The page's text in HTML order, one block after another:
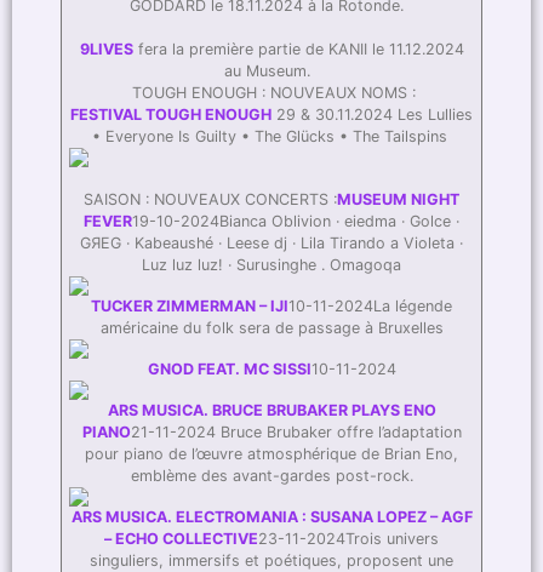
GODDARD le 18.11.2024 à la Rotonde.
9LIVESfera la première partie de KANII le 11.12.2024
au Museum.
TOUGH ENOUGH : NOUVEAUX NOMS :
FESTIVAL TOUGH ENOUGH 29 & 30.11.2024 Les Lullies
• Everyone Is Guilty • The Glücks • The Tailspins
SAISON : NOUVEAUX CONCERTS :MUSEUM NIGHT
FEVER19-10-2024Bianca Oblivion · eiedma · Golce ·
GЯEG · Kabeaushé · Leese dj · Lila Tirando a Violeta ·
Luz luz luz! · Surusinghe . Omagoqa
TUCKER ZIMMERMAN – IJI10-11-2024La légende
américaine du folk sera de passage à Bruxelles
GNOD FEAT. MC SISSI10-11-2024
ARS MUSICA. BRUCE BRUBAKER PLAYS ENO
PIANO21-11-2024 Bruce Brubaker offre l’adaptation
pour piano de l’œuvre atmosphérique de Brian Eno,
emblème des avant-gardes post-rock.
ARS MUSICA. ELECTROMANIA : SUSANA LOPEZ – AGF
– ECHO COLLECTIVE23-11-2024Trois univers
singuliers, immersifs et poétiques, proposent une